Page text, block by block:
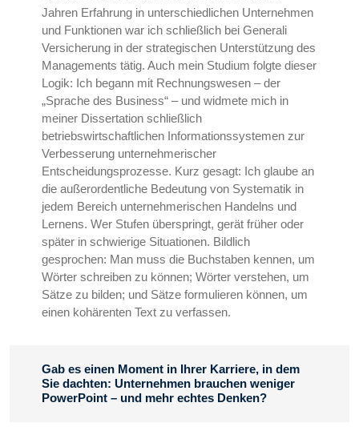
Jahren Erfahrung in unterschiedlichen Unternehmen
und Funktionen war ich schließlich bei Generali
Versicherung in der strategischen Unterstützung des
Managements tätig. Auch mein Studium folgte dieser
Logik: Ich begann mit Rechnungswesen – der
„Sprache des Business“ – und widmete mich in
meiner Dissertation schließlich
betriebswirtschaftlichen Informationssystemen zur
Verbesserung unternehmerischer
Entscheidungsprozesse. Kurz gesagt: Ich glaube an
die außerordentliche Bedeutung von Systematik in
jedem Bereich unternehmerischen Handelns und
Lernens. Wer Stufen überspringt, gerät früher oder
später in schwierige Situationen. Bildlich
gesprochen: Man muss die Buchstaben kennen, um
Wörter schreiben zu können; Wörter verstehen, um
Sätze zu bilden; und Sätze formulieren können, um
einen kohärenten Text zu verfassen.
Gab es einen Moment in Ihrer Karriere, in dem
Sie dachten: Unternehmen brauchen weniger
PowerPoint – und mehr echtes Denken?